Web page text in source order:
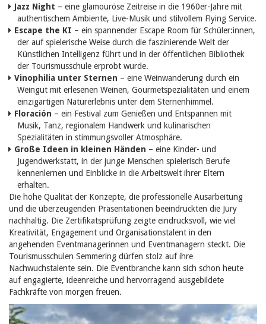
Jazz Night – eine glamouröse Zeitreise in die 1960er-Jahre mit
authentischem Ambiente, Live-Musik und stilvollem Flying Service.
Escape the KI – ein spannender Escape Room für Schüler:innen,
der auf spielerische Weise durch die faszinierende Welt der
Künstlichen Intelligenz führt und in der öffentlichen Bibliothek
der Tourismusschule erprobt wurde.
Vinophilia unter Sternen – eine Weinwanderung durch ein
Weingut mit erlesenen Weinen, Gourmetspezialitäten und einem
einzigartigen Naturerlebnis unter dem Sternenhimmel.
Floración – ein Festival zum Genießen und Entspannen mit
Musik, Tanz, regionalem Handwerk und kulinarischen
Spezialitäten in stimmungsvoller Atmosphäre.
Große Ideen in kleinen Händen – eine Kinder- und
Jugendwerkstatt, in der junge Menschen spielerisch Berufe
kennenlernen und Einblicke in die Arbeitswelt ihrer Eltern
erhalten.
Die hohe Qualität der Konzepte, die professionelle Ausarbeitung
und die überzeugenden Präsentationen beeindruckten die Jury
nachhaltig. Die Zertifikatsprüfung zeigte eindrucksvoll, wie viel
Kreativität, Engagement und Organisationstalent in den
angehenden Eventmanagerinnen und Eventmanagern steckt. Die
Tourismusschulen Semmering dürfen stolz auf ihre
Nachwuchstalente sein. Die Eventbranche kann sich schon heute
auf engagierte, ideenreiche und hervorragend ausgebildete
Fachkräfte von morgen freuen.